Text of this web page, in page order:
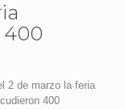
400
2 de marzo la feria
400